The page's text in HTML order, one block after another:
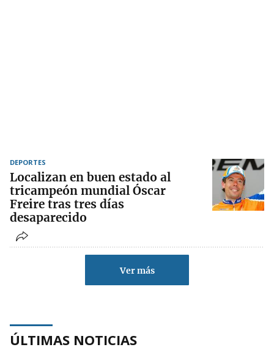
DEPORTES
Localizan en buen estado al
tricampeón mundial Óscar
Freire tras tres días
desaparecido
Ver más
ÚLTIMAS NOTICIAS